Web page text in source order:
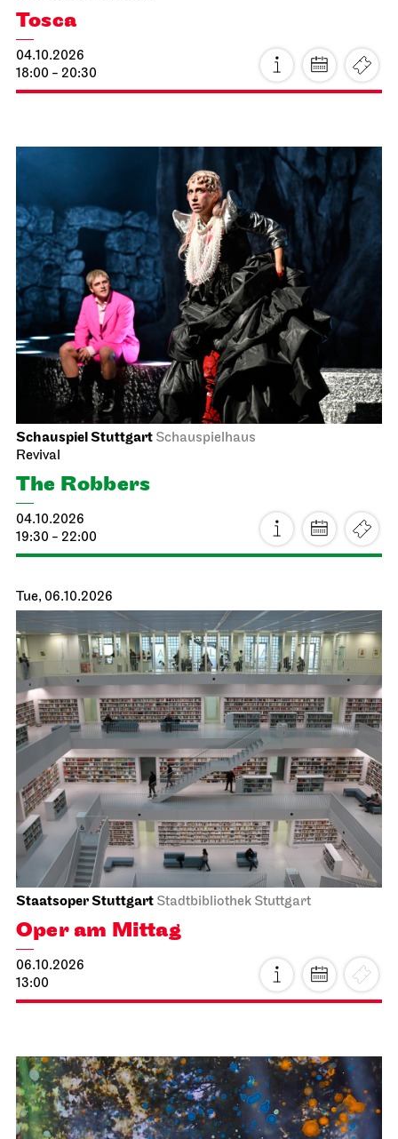
Tosca
04.10.2026
18:00 - 20:30
Schauspiel Stuttgart Schauspielhaus
Revival
The Robbers
04.10.2026
19:30 - 22:00
Tue, 06.10.2026
Staatsoper Stuttgart Stadtbibliothek Stuttgart
Oper am Mittag
06.10.2026
13:00